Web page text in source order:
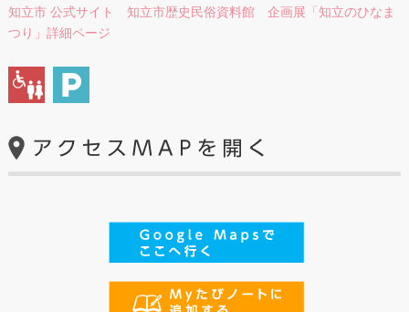
知立市 公式サイト 知立市歴史民俗資料館 企画展「知立のひなま
つり」詳細ページ